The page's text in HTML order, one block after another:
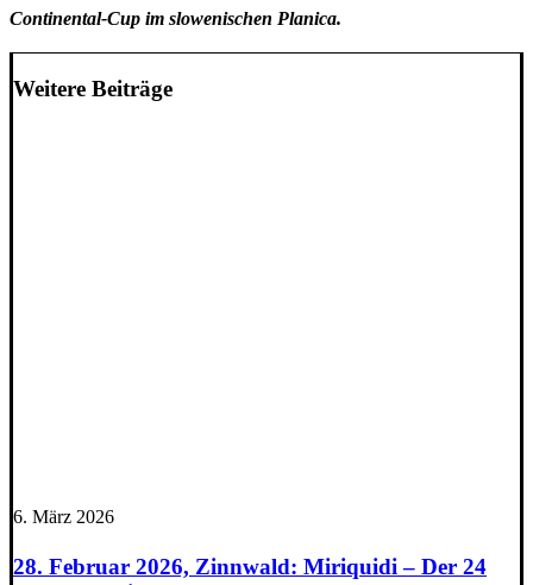
Continental-Cup im slowenischen Planica.
Weitere Beiträge
6. März 2026
28. Februar 2026, Zinnwald: Miriquidi – Der 24